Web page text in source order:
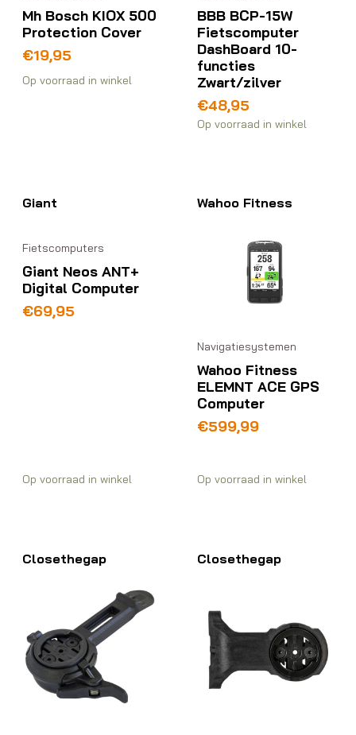
Mh Bosch KIOX 500
Protection Cover
€19,95
Op voorraad in winkel
BBB BCP-15W
Fietscomputer
DashBoard 10-
functies
Zwart/zilver
€48,95
Op voorraad in winkel
Giant
Fietscomputers
Giant Neos ANT+
Digital Computer
€69,95
Op voorraad in winkel
Wahoo Fitness
Navigatiesystemen
Wahoo Fitness
ELEMNT ACE GPS
Computer
€599,99
Op voorraad in winkel
Closethegap Closethegap